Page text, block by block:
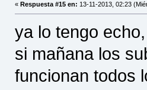
« Respuesta #15 en: 13-11-2013, 02:23
ya lo tengo
si mañana los
funcionan todos